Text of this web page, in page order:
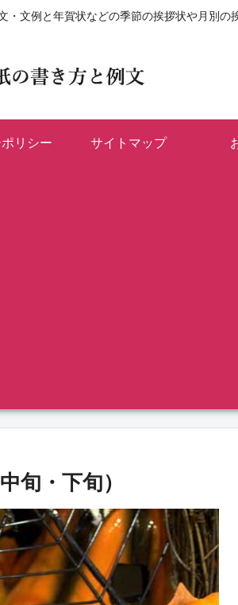
文例と年賀状などの季節の挨拶状や月別の
リシー サイトマップ
旬・下旬）